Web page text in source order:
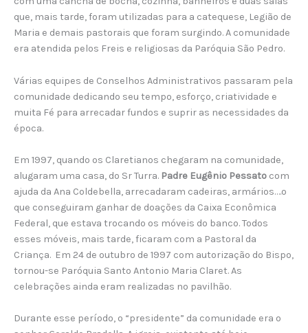
que, mais tarde, foram utilizadas para a catequese, Legião de
Maria e demais pastorais que foram surgindo. A comunidade
era atendida pelos Freis e religiosas da Paróquia São Pedro.
Várias equipes de Conselhos Administrativos passaram pela
comunidade dedicando seu tempo, esforço, criatividade e
muita Fé para arrecadar fundos e suprir as necessidades da
época.
Em 1997, quando os Claretianos chegaram na comunidade,
alugaram uma casa, do Sr Turra. Padre Eugênio Pessato com
ajuda da Ana Coldebella, arrecadaram cadeiras, armários….o
que conseguiram ganhar de doações da Caixa Econômica
Federal, que estava trocando os móveis do banco. Todos
esses móveis, mais tarde, ficaram com a Pastoral da
Criança. Em 24 de outubro de 1997 com autorização do Bispo,
tornou-se Paróquia Santo Antonio Maria Claret. As
celebrações ainda eram realizadas no pavilhão.
Durante esse período, o “presidente” da comunidade era o